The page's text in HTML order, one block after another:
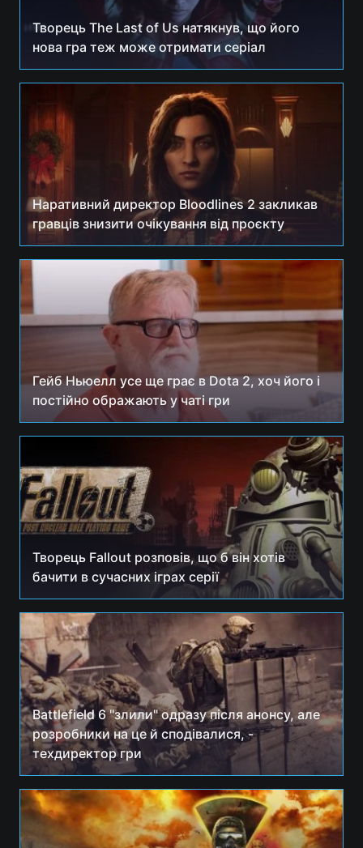
Творець The Last of Us натякнув, що його
нова гра теж може отримати серіал
Наративний директор Bloodlines 2 закликав
гравців знизити очікування від проєкту
Гейб Ньюелл усе ще грає в Dota 2, хоч його і
постійно ображають у чаті гри
Творець Fallout розповів, що б він хотів
бачити в сучасних іграх серії
Battlefield 6 "злили" одразу після анонсу, але
розробники на це й сподівалися, -
техдиректор гри